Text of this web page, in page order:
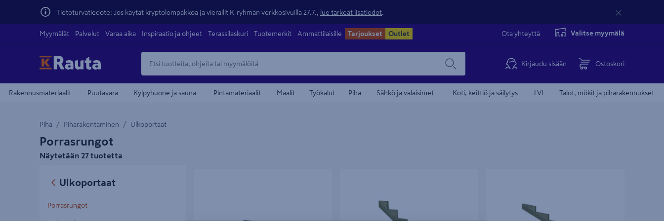
Tietoturvatiedote: Jos käytät kryptolompakkoa ja vierailit K-ryhmän verkkosivuilla 27.7., lue tärkeät lisätiedot
Myymälät Palvelut Varaa aika Inspiraatio ja ohjeet Terassilaskuri Tuotemerkit Ammattilaisille Tarjoukset Outlet Ota yhteyttä Valitse myymälä
Kirjaudu sisään Ostoskori
Rakennusmateriaalit Puutavara Kylpyhuone ja sauna Pintamateriaalit Maalit Työkalut Piha Sähkö ja valaisimet Koti, keittiö ja säilytys LVI Talot, mökit ja piharakennukset
Piha Piharakentaminen Ulkoportaat
Porrasrungot
Näytetään 27 tuotetta
Ulkoportaat
Porrasrungot